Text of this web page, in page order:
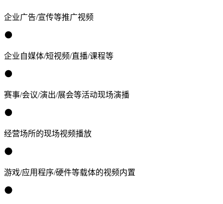
企业广告/宣传等推广视频
企业自媒体/短视频/直播/课程等
赛事/会议/演出/展会等活动现场演播
经营场所的现场视频播放
游戏/应用程序/硬件等载体的视频内置